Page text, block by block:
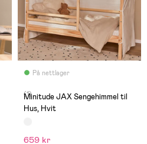
På nettlager
(1)
Minitude JAX Sengehimmel til
Hus, Hvit
659 kr